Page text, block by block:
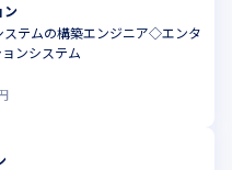
ン
ステムの構築エンジニア◇エンタ
ンシステム